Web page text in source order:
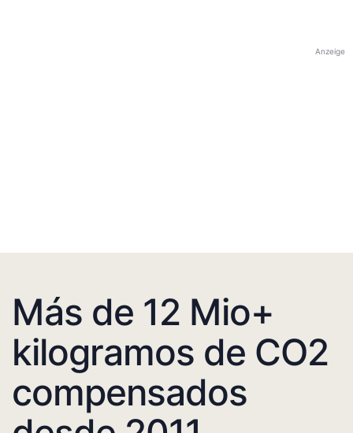
Anzeige
Más de 12 Mio+
kilogramos de CO2
compensados